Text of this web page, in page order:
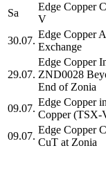
Sa
Edge Copper
V
30.07.
Edge Copper
Exchange
29.07.
Edge Copper
ZND0028
End of Zonia
09.07.
Edge Copper
Copper (TSX-
09.07.
Edge Copper
CuT at Zonia